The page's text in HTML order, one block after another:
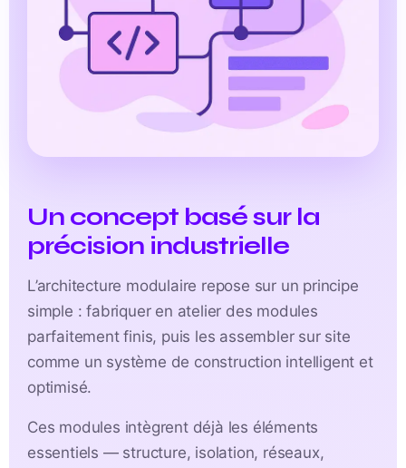
Un concept basé sur la
précision industrielle
L’architecture modulaire repose sur un principe
simple : fabriquer en atelier des modules
parfaitement finis, puis les assembler sur site
comme un système de construction intelligent et
optimisé.
Ces modules intègrent déjà les éléments
essentiels — structure, isolation, réseaux,